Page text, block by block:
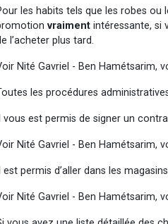
les habits tels que les robes ou
vraiment intéressante, si
l’acheter plus tard.
Nité Gavriel - Ben Hamétsarim,
les procédures
Il vous est permis de signer un
Nité Gavriel - Ben Hamétsarim,
Il est permis d’aller dans les
Nité Gavriel - Ben Hamétsarim,